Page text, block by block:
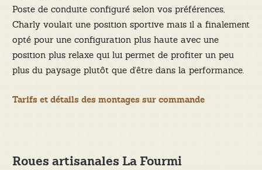
Poste de conduite configuré selon vos préférences,
Charly voulait une position sportive mais il a finalement
opté pour une configuration plus haute avec une
position plus relaxe qui lui permet de profiter un peu
plus du paysage plutôt que d’être dans la performance.
Tarifs et détails des montages sur commande
Roues artisanales La Fourmi